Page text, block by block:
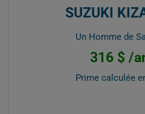
SUZUKI
Un Homme de
316 $ /
Prime calculée